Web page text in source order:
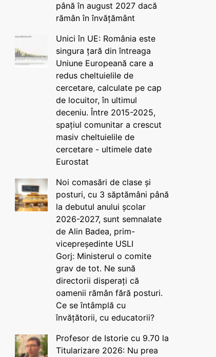
până în august 2027 dacă
rămân în învățământ
Unici în UE: România este
singura țară din întreaga
Uniune Europeană care a
redus cheltuielile de
cercetare, calculate pe cap
de locuitor, în ultimul
deceniu. Între 2015-2025,
spațiul comunitar a crescut
masiv cheltuielile de
cercetare - ultimele date
Eurostat
Noi comasări de clase și
posturi, cu 3 săptămâni până
la debutul anului școlar
2026-2027, sunt semnalate
de Alin Badea, prim-
vicepreședinte USLI
Gorj: Ministerul o comite
grav de tot. Ne sună
directorii disperați că
oamenii rămân fără posturi.
Ce se întâmplă cu
învățătorii, cu educatorii?
Profesor de Istorie cu 9.70 la
Titularizare 2026: Nu prea